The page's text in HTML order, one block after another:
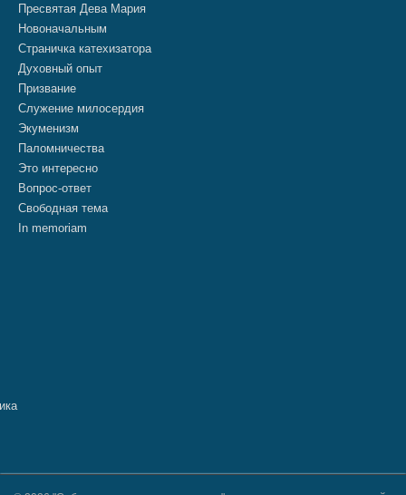
Пресвятая Дева Мария
Новоначальным
Страничка катехизатора
Духовный опыт
Призвание
Служение милосердия
Экуменизм
Паломничества
Это интересно
Вопрос-ответ
Свободная тема
In memoriam